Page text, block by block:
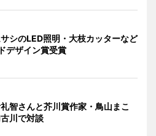
シのLED照明・大枝カッターなど
デザイン賞受賞
智さんと芥川賞作家・鳥山まこ
川で対談